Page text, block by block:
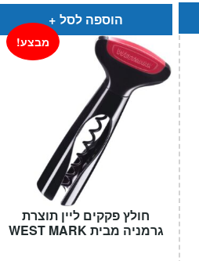
הוספה לסל
חולץ פקקים ליין תוצרת
גרמניה מבית WEST MARK
מבצע!